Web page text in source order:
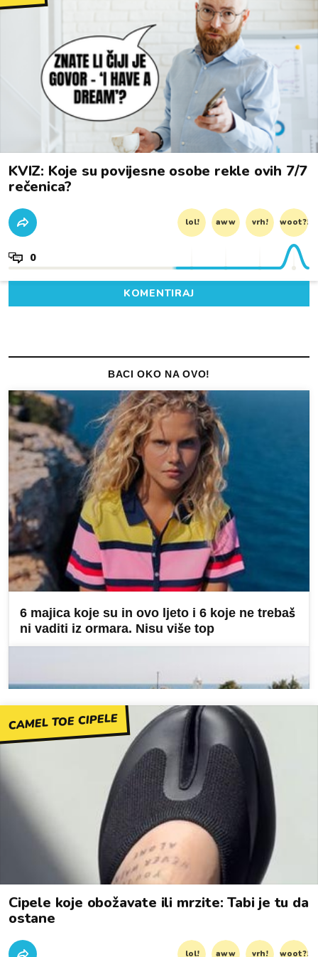
KVIZ: Koje su povijesne osobe rekle ovih 7/7
rečenica?
lol! aww vrh! woot?!
0
KOMENTIRAJ
CAMEL TOE CIPELE
Cipele koje obožavate ili mrzite: Tabi je tu da
ostane
lol! aww vrh! woot?!